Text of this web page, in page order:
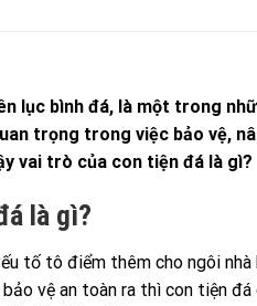
lục bình đá, là một trong
trọng trong việc bảo vệ,
vai trò của con tiện đá là gì?
là gì?
tố tô điểm thêm cho ngôi
vệ an toàn ra thì con tiện